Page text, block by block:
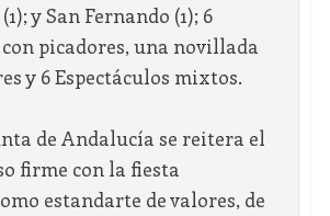
y San Fernando (1); 6
picadores, una novillada
y 6 Espectáculos mixtos.
de Andalucía se reitera el
firme con la fiesta
estandarte de valores, de